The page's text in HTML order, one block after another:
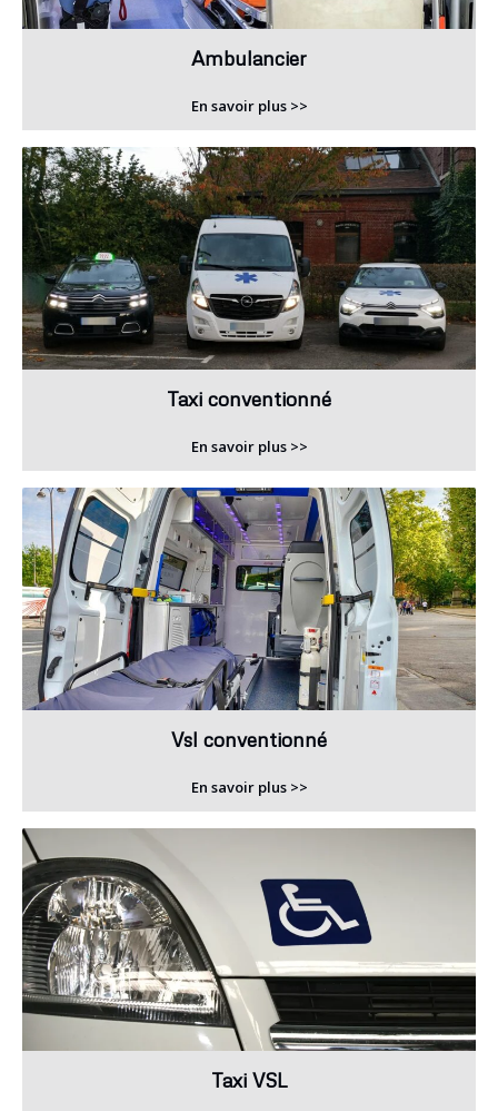
Ambulancier
En savoir plus >>
Taxi conventionné
En savoir plus >>
Vsl conventionné
En savoir plus >>
Taxi VSL